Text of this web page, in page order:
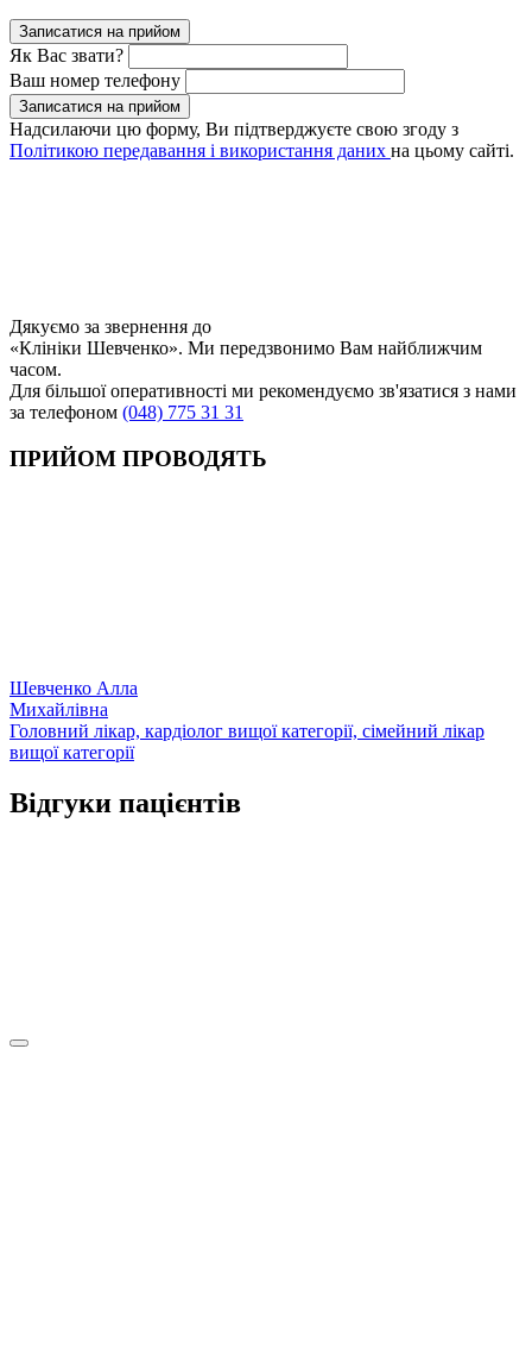
Записатися на прийом
Як Вас звати?
Ваш номер телефону
Записатися на прийом
Надсилаючи цю форму, Ви підтверджуєте свою згоду з
Політикою передавання і використання даних на цьому сайті.
Дякуємо за звернення до
«Клініки Шевченко». Ми передзвонимо Вам найближчим
часом.
Для більшої оперативності ми рекомендуємо зв'язатися з нами
за телефоном (048) 775 31 31
ПРИЙОМ ПРОВОДЯТЬ
Шевченко Алла
Михайлівна
Головний лікар, кардіолог вищої категорії, сімейний лікар
вищої категорії
Відгуки пацієнтів